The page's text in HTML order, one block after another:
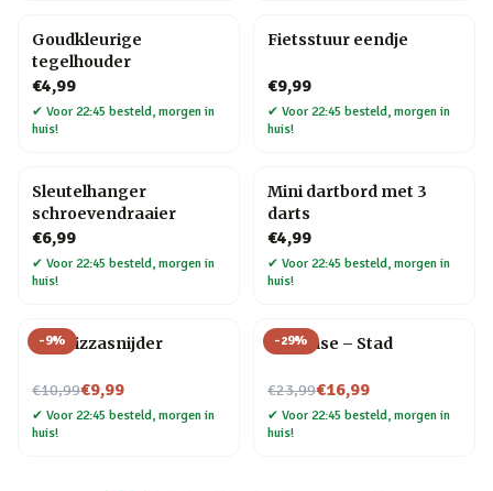
Goudkleurige
tegelhouder
€4,99
✔ Voor 22:45 besteld, morgen in
huis!
Fietsstuur eendje
€9,99
✔ Voor 22:45 besteld, morgen in
huis!
Sleutelhanger
schroevendraaier
€6,99
✔ Voor 22:45 besteld, morgen in
huis!
Mini dartbord met 3
darts
€4,99
✔ Voor 22:45 besteld, morgen in
huis!
-9%
Kat Pizzasnijder
€10,99
Nu voor€9,99
✔ Voor 22:45 besteld, morgen in
huis!
-29%
Flip Vase – Stad
€23,99
Nu voor€16,99
✔ Voor 22:45 besteld, morgen in
huis!